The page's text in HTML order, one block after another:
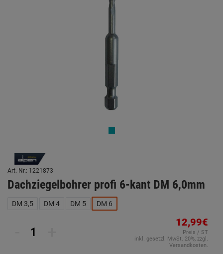
Art. Nr.: 1221873
Dachziegelbohrer profi 6-kant DM 6,0mm
DM 3,5 DM 4 DM 5 DM 6
12,99€
Preis / ST
inkl. gesetzl. MwSt. 20%, zzgl.
Versandkosten.